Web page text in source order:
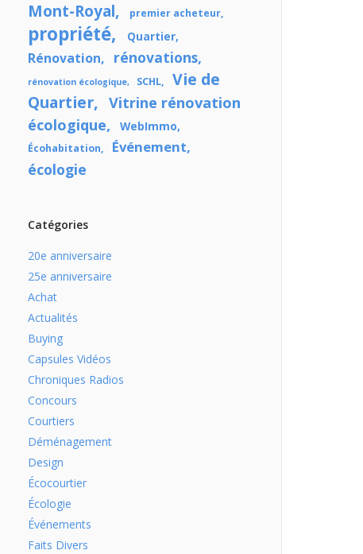
Mont-Royal
premier acheteur
propriété Quartier
Rénovation rénovations
rénovation écologique SCHL
Vie de
Quartier
Vitrine rénovation
écologique
WebImmo
Écohabitation Événement
écologie
Catégories
20e anniversaire
25e anniversaire
Achat
Actualités
Buying
Capsules Vidéos
Chroniques Radios
Concours
Courtiers
Déménagement
Design
Écocourtier
Écologie
Événements
Faits Divers